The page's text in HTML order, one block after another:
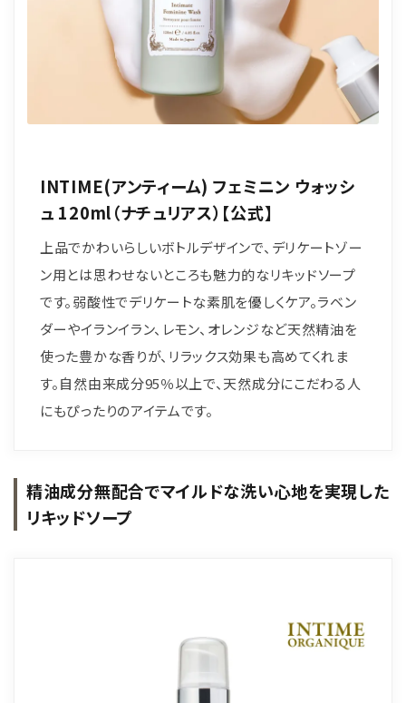
INTIME(アンティーム) フェミニン ウォッシ
ュ 120ml（ナチュリアス）【公式】
上品でかわいらしいボトルデザインで、デリケートゾー
ン用とは思わせないところも魅力的なリキッドソープ
です。弱酸性でデリケートな素肌を優しくケア。ラベン
ダーやイランイラン、レモン、オレンジなど天然精油を
使った豊かな香りが、リラックス効果も高めてくれま
す。自然由来成分95％以上で、天然成分にこだわる人
にもぴったりのアイテムです。
精油成分無配合でマイルドな洗い心地を実現した
リキッドソープ